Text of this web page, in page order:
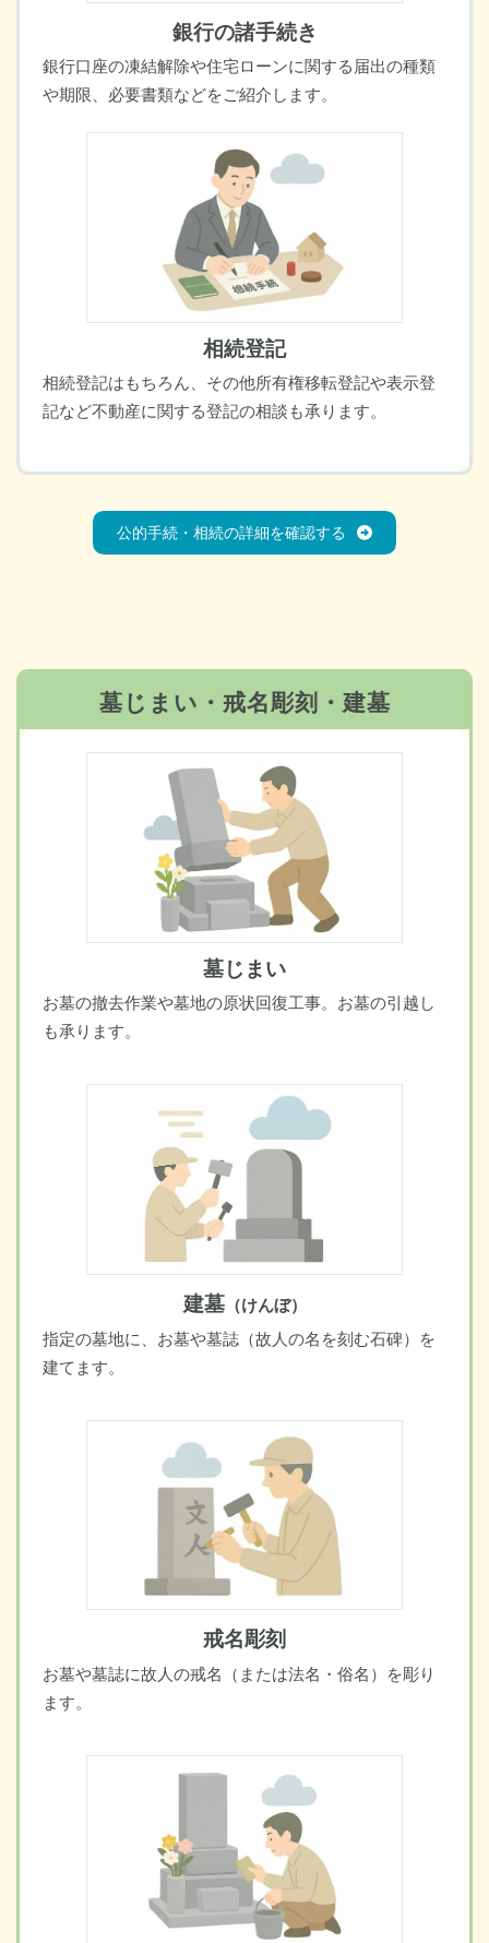
銀行の諸手続き
銀行口座の凍結解除や住宅ローンに関する届出の種類
や期限、必要書類などをご紹介します。
相続登記
相続登記はもちろん、その他所有権移転登記や表示登
記など不動産に関する登記の相談も承ります。
公的手続・相続の詳細を確認する
墓じまい・戒名彫刻・建墓
墓じまい
お墓の撤去作業や墓地の原状回復工事。お墓の引越し
も承ります。
建墓（けんぼ）
指定の墓地に、お墓や墓誌（故人の名を刻む石碑）を
建てます。
戒名彫刻
お墓や墓誌に故人の戒名（または法名・俗名）を彫り
ます。